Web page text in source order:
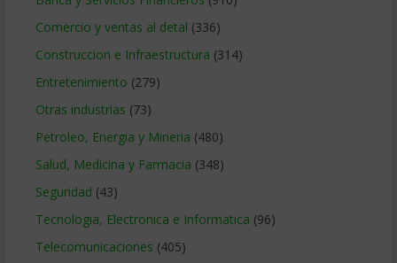
Comercio y ventas al detal (336)
Construccion e Infraestructura (314)
Entretenimiento (279)
Otras industrias (73)
Petroleo, Energia y Mineria (480)
Salud, Medicina y Farmacia (348)
Seguridad (43)
Tecnologia, Electronica e Informatica (96)
Telecomunicaciones (405)